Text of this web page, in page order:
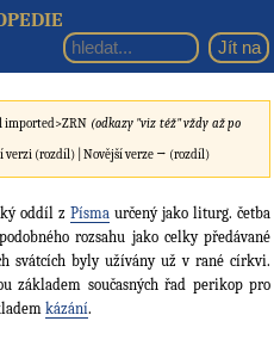
imported>ZRN (odkazy "viz též" vždy až po
verzi (rozdíl) | Novější verze → (rozdíl)
oddíl z Písma určený jako liturg. četba
rozsahu jako celky předávané
svátcích byly užívány už v rané církvi.
základem současných řad perikop pro
kázání.